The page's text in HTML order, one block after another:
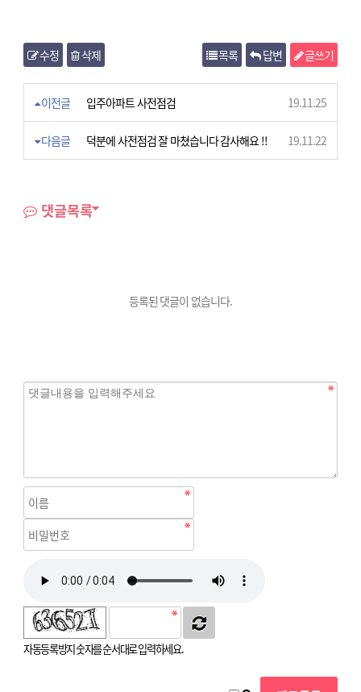
수정 삭제 목록 답변 글쓰기
이전글 입주아파트 사전점검 19.11.25
다음글 덕분에 사전점검 잘 마쳤습니다 감사해요 !! 19.11.22
댓글목록
등록된 댓글이 없습니다.
자동등록방지 숫자를 순서대로 입력하세요.